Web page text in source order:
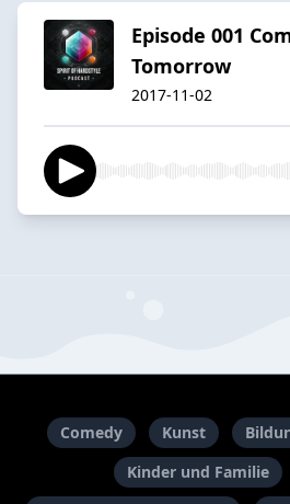
Episode 001
Tomorrow
2017-11-02
Comedy Kunst
Kinder und Familie